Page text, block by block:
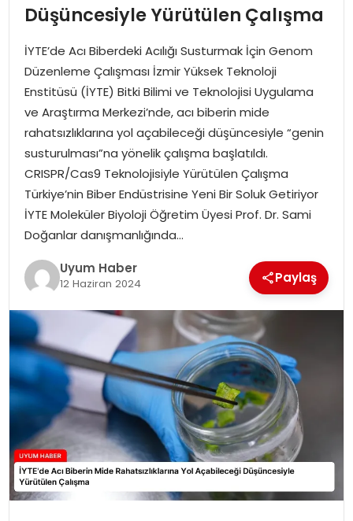
SPOR
TEKNOLOJI
SAĞLIK
MAGAZIN
YAŞAM
Düşüncesiyle Yürütülen Çalışma
İYTE’de Acı Biberdeki Acılığı Susturmak İçin Genom
Düzenleme Çalışması İzmir Yüksek Teknoloji
Enstitüsü (İYTE) Bitki Bilimi ve Teknolojisi Uygulama
ve Araştırma Merkezi’nde, acı biberin mide
rahatsızlıklarına yol açabileceği düşüncesiyle “genin
susturulması”na yönelik çalışma başlatıldı.
CRISPR/Cas9 Teknolojisiyle Yürütülen Çalışma
Türkiye’nin Biber Endüstrisine Yeni Bir Soluk Getiriyor
İYTE Moleküler Biyoloji Öğretim Üyesi Prof. Dr. Sami
Doğanlar danışmanlığında…
Uyum Haber
12 Haziran 2024 Paylaş